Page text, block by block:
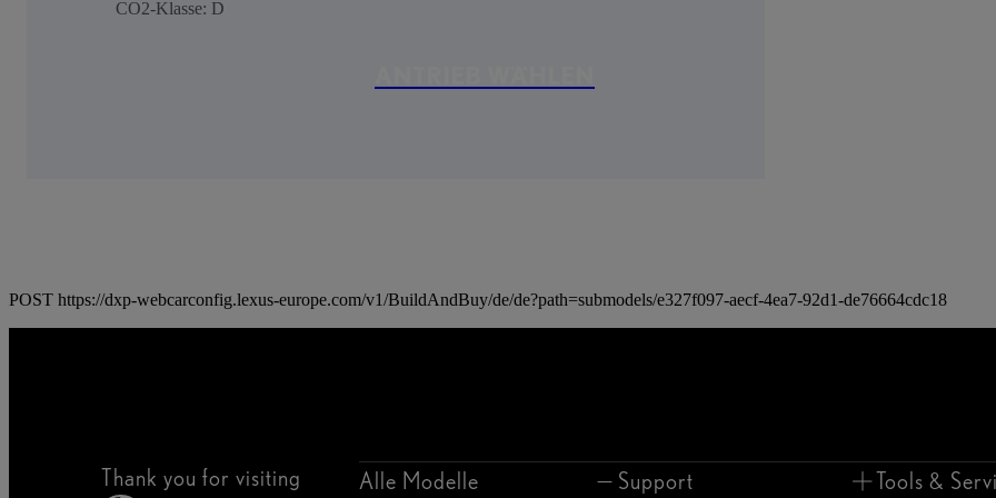
CO2-Klasse: D
POST https://dxp-webcarconfig.lexus-europe.com/v1/BuildAndBuy/de/de?path=submodels/e327f097-aecf-4ea7-92d1-de76664cdc18
Thank you for visiting Alle Modelle Support Tools &